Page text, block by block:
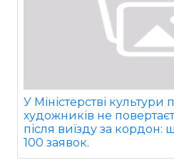
У Міністерстві культури
художників не
після виїзду за
100 заявок.